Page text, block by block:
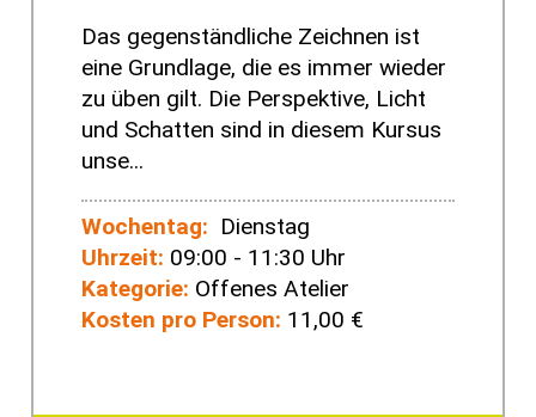
Das gegenständliche Zeichnen ist
eine Grundlage, die es immer wieder
zu üben gilt. Die Perspektive, Licht
und Schatten sind in diesem Kursus
unse...
Wochentag: Dienstag
Uhrzeit: 09:00 - 11:30 Uhr
Kategorie: Offenes Atelier
Kosten pro Person: 11,00 €